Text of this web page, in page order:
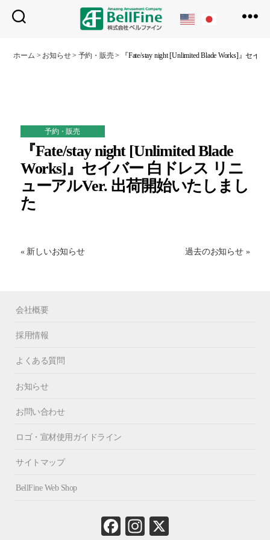
フ
ホーム > お知らせ> 予約・販売> 『Fate/stay night [Unlimited Blade Works]』セ
予約・販売
『Fate/stay night [Unlimited Blade
Works]』セイバー 白ドレス リニ
ューアルVer. 出荷開始いたしまし
た
« 新しいお知らせ 過去のお知らせ »
会社概要
採用情報
よくある質問
お知らせ
お問い合わせ
ロゴ・宣材使用ガイドライン
サイトマップ
BellFine Web Shop
Fa
ce
In
st